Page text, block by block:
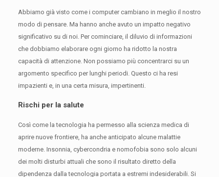
Abbiamo già visto come i computer cambiano in meglio il nostro
modo di pensare. Ma hanno anche avuto un impatto negativo
significativo su di noi. Per cominciare, il diluvio di informazioni
che dobbiamo elaborare ogni giorno ha ridotto la nostra
capacità di attenzione. Non possiamo più concentrarci su un
argomento specifico per lunghi periodi. Questo ci ha resi
impazienti e, in una certa misura, impertinenti.
Rischi per la salute
Così come la tecnologia ha permesso alla scienza medica di
aprire nuove frontiere, ha anche anticipato alcune malattie
moderne. Insonnia, cybercondria e nomofobia sono solo alcuni
dei molti disturbi attuali che sono il risultato diretto della
dipendenza dalla tecnologia portata a estremi indesiderabili. Si